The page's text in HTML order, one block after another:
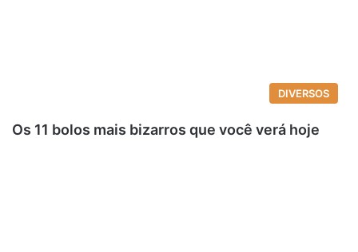
DIVERSOS
Os 11 bolos mais bizarros que você verá hoje